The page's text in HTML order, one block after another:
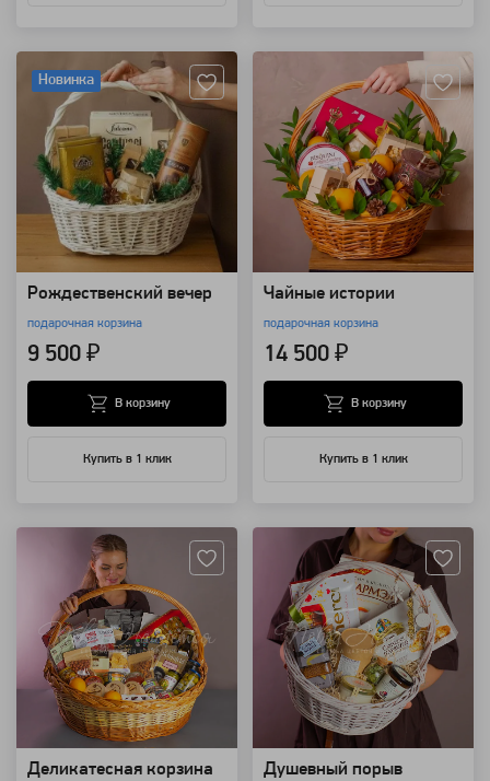
Новинка
Рождественский вечер
подарочная корзина
9 500 ₽
Купить в 1 клик
В корзину
Чайные истории
подарочная корзина
14 500 ₽
Купить в 1 клик
В корзину
Деликатесная корзина Душевный порыв